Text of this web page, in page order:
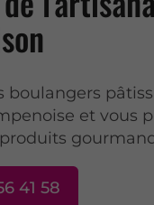
boulangers
et vous
41 58